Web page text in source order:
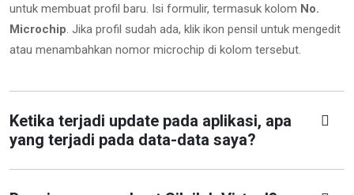
untuk membuat profil baru. Isi formulir, termasuk kolom No.
Microchip. Jika profil sudah ada, klik ikon pensil untuk mengedit
atau menambahkan nomor microchip di kolom tersebut.
Ketika terjadi update pada aplikasi, apa
yang terjadi pada data-data saya?